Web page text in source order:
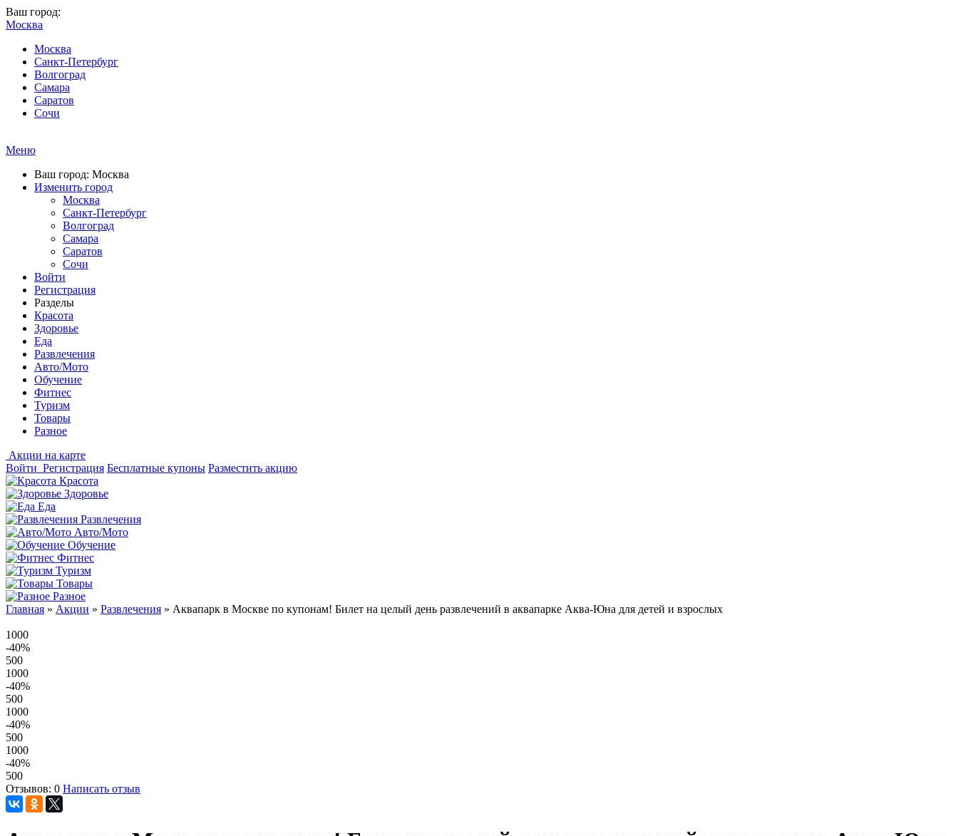
Ваш город:
Москва
Москва
Санкт-Петербург
Волгоград
Самара
Саратов
Сочи
Меню
Ваш город: Москва
Изменить город
Москва
Санкт-Петербург
Волгоград
Самара
Саратов
Сочи
Войти
Регистрация
Разделы
Красота
Здоровье
Еда
Развлечения
Авто/Мото
Обучение
Фитнес
Туризм
Товары
Разное
Акции на карте
Войти Регистрация Бесплатные купоны Разместить акцию
Красота
Здоровье
Еда
Развлечения
Авто/Мото
Обучение
Фитнес
Туризм
Товары
Разное
Главная » Акции » Развлечения » Аквапарк в Москве по купонам! Билет на целый день развлечений в аквапарке Аква-Юна для детей и взрослых
1000
-40%
500
1000
-40%
500
1000
-40%
500
1000
-40%
500
Отзывов: 0 Написать отзыв